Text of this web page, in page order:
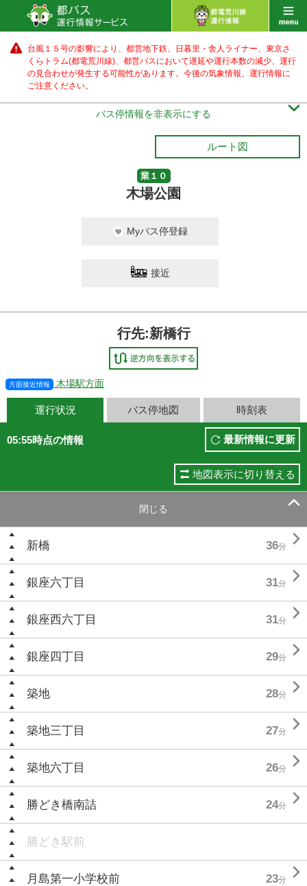
台風１５号の影響により、都営地下鉄、日暮里・舎人ライナー、東京さ
くらトラム(都電荒川線)、都営バスにおいて遅延や運行本数の減少、運行
の見合わせが発生する可能性があります。 今後の気象情報、運行情報に
ご注意ください。
バス停情報を非表示にする 
ルート図
業１０
木場公園
Myバス停登録
接近
行先:新橋行
方面接近情報 木場駅方面
運行状況 バス停地図 時刻表
05:55時点の情報 最新情報に更新
地図表示に切り替える
閉じる 
新橋 36分 
銀座六丁目 31分 
銀座西六丁目 31分 
銀座四丁目 29分 
築地 28分 
築地三丁目 27分 
築地六丁目 26分 
勝どき橋南詰 24分 
勝どき駅前
月島第一小学校前 23分 